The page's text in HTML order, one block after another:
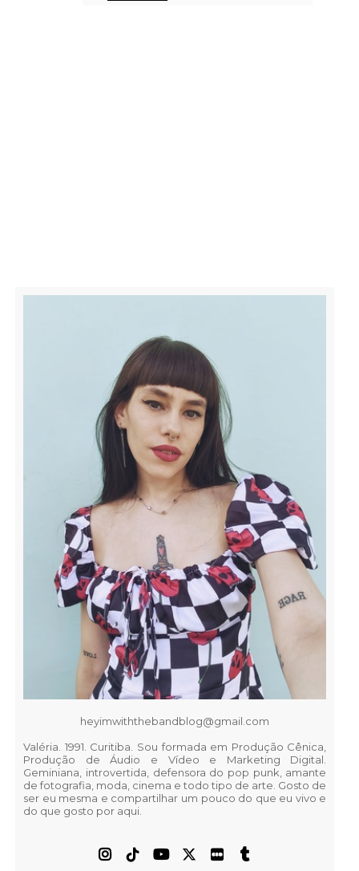
heyimwiththebandblog@gmail.com
Valéria. 1991. Curitiba. Sou formada em Produção Cênica,
Produção de Áudio e Vídeo e Marketing Digital.
Geminiana, introvertida, defensora do pop punk, amante
de fotografia, moda, cinema e todo tipo de arte. Gosto de
ser eu mesma e compartilhar um pouco do que eu vivo e
do que gosto por aqui.